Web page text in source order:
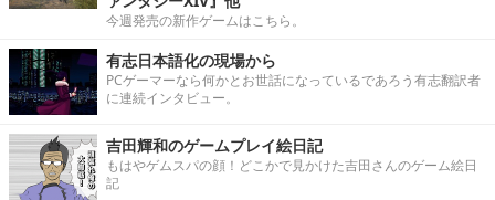
今週発売の新作ゲームはこちら。
有志日本語化の現場から
PCゲーマーなら何かとお世話になっているであろう有志翻訳者
に連続インタビュー。
吉田輝和のゲームプレイ絵日記
もはやゲムスパの顔！どこかで見かけた吉田さんのゲーム絵日
記